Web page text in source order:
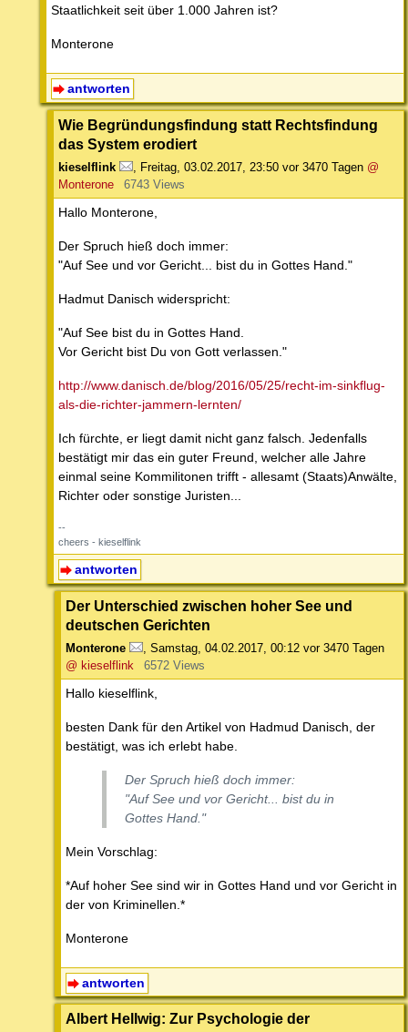
Staatlichkeit seit über 1.000 Jahren ist?
Monterone
antworten
Wie Begründungsfindung statt Rechtsfindung
das System erodiert
kieselflink Freitag, 03.02.2017, 23:50 vor 3470 Tagen @
Monterone
6743 Views
Hallo Monterone,
Der Spruch hieß doch immer:
"Auf See und vor Gericht... bist du in Gottes Hand."
Hadmut Danisch widerspricht:
"Auf See bist du in Gottes Hand.
Vor Gericht bist Du von Gott verlassen."
http://www.danisch.de/blog/2016/05/25/recht-im-sinkflug-
als-die-richter-jammern-lernten/
Ich fürchte, er liegt damit nicht ganz falsch. Jedenfalls
bestätigt mir das ein guter Freund, welcher alle Jahre
einmal seine Kommilitonen trifft - allesamt (Staats)Anwälte,
Richter oder sonstige Juristen...
--
cheers - kieselflink
antworten
Der Unterschied zwischen hoher See und
deutschen Gerichten
Monterone Samstag, 04.02.2017, 00:12 vor 3470 Tagen
@ kieselflink
6572 Views
Hallo kieselflink,
besten Dank für den Artikel von Hadmud Danisch, der
bestätigt, was ich erlebt habe.
Der Spruch hieß doch immer:
"Auf See und vor Gericht... bist du in
Gottes Hand."
Mein Vorschlag:
*Auf hoher See sind wir in Gottes Hand und vor Gericht in
der von Kriminellen.*
Monterone
antworten
Albert Hellwig: Zur Psychologie der